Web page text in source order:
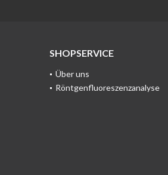
SHOPSERVICE
Über uns
Röntgenfluoreszenzanalyse